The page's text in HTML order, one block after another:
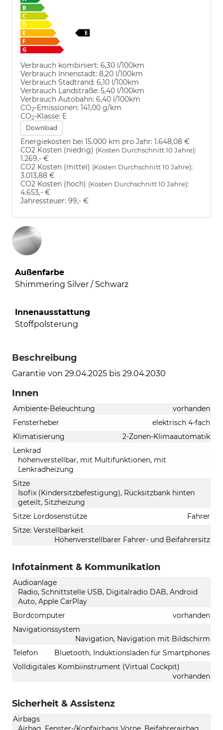
Verbrauch kombiniert: 6,30 l/100km
Verbrauch Innenstadt: 8,20 l/100km
Verbrauch Stadtrand: 6,10 l/100km
Verbrauch Landstraße: 5,40 l/100km
Verbrauch Autobahn: 6,40 l/100km
CO2-Emissionen: 141,00 g/km
CO2-Klasse: E
Download
Energiekosten bei 15.000 km pro Jahr: 1.648,08 €
CO2 Kosten (niedrig) (Kosten Durchschnitt 10 Jahre):
1.269,- €
CO2 Kosten (mittel) (Kosten Durchschnitt 10 Jahre):
3.013,88 €
CO2 Kosten (hoch) (Kosten Durchschnitt 10 Jahre):
4.653,- €
Jahressteuer: 99,- €
Außenfarbe
Shimmering Silver / Schwarz
Innenausstattung
Stoffpolsterung
Beschreibung
Garantie von 29.04.2025 bis 29.04.2030
Innen
Ambiente-Beleuchtung
vorhanden
Fensterheber
elektrisch 4-fach
Klimatisierung
2-Zonen-Klimaautomatik
Lenkrad
höhenverstellbar, mit Multifunktionen, mit
Lenkradheizung
Sitze
Isofix (Kindersitzbefestigung), Rücksitzbank hinten
geteilt, Sitzheizung
Sitze: Lordosenstütze
Fahrer
Sitze: Verstellbarkeit
Höhenverstellbarer Fahrer- und Beifahrersitz
Infotainment & Kommunikation
Audioanlage
Radio, Schnittstelle USB, Digitalradio DAB, Android
Auto, Apple CarPlay
Bordcomputer
vorhanden
Navigationssystem
Navigation, Navigation mit Bildschirm
Telefon
Bluetooth, Induktionsladen für Smartphones
Volldigitales Kombiinstrument (Virtual Cockpit)
vorhanden
Sicherheit & Assistenz
Airbags